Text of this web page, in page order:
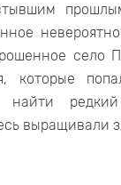
село
которые
найти
выращивали